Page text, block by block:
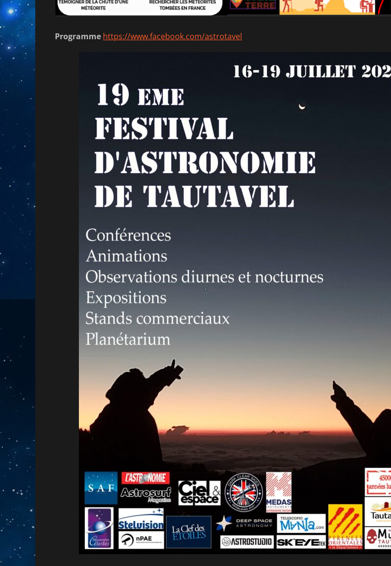
Programme https://www.facebook.com/astrotavel